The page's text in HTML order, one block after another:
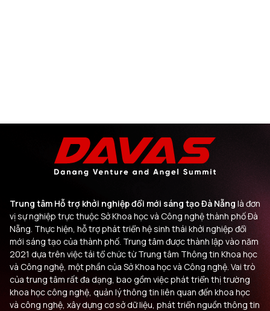
Trung tâm Hỗ trợ khởi nghiệp đổi mới sáng tạo Đà Nẵng là đơn
vị sự nghiệp trực thuộc Sở Khoa học và Công nghệ thành phố Đà
Nẵng. Thực hiện, hỗ trợ phát triển hệ sinh thái khởi nghiệp đổi
mới sáng tạo của thành phố. Trung tâm được thành lập vào năm
2021 dựa trên việc tái tổ chức từ Trung tâm Thông tin Khoa học
và Công nghệ, một phần của Sở Khoa học và Công nghệ. Vai trò
của trung tâm rất đa dạng, bao gồm việc phát triển thị trường
khoa học công nghệ, quản lý thông tin liên quan đến khoa học
và công nghệ, xây dựng cơ sở dữ liệu, phát triển nguồn thông tin